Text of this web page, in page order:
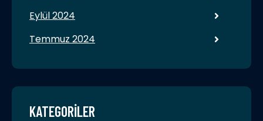
Eylül 2024
Temmuz 2024
KATEGORILER